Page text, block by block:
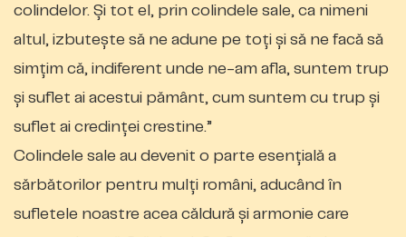
colindelor. Și tot el, prin colindele sale, ca nimeni
altul, izbutește să ne adune pe toţi și să ne facă să
simţim că, indiferent unde ne-am afla, suntem trup
și suflet ai acestui pământ, cum suntem cu trup și
suflet ai credinţei crestine.”
Colindele sale au devenit o parte esențială a
sărbătorilor pentru mulți români, aducând în
sufletele noastre acea căldură și armonie care